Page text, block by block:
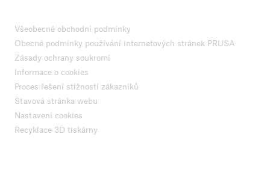
Všeobecné obchodní podmínky
Obecné podmínky používání internetových stránek PRUSA
Zásady ochrany soukromí
Informace o cookies
Proces řešení stížností zákazníků
Stavová stránka webu
Nastavení cookies
Recyklace 3D tiskárny